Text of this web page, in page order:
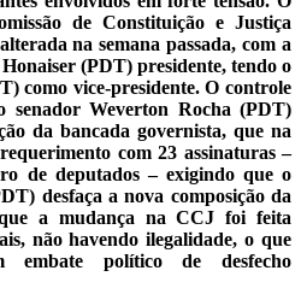
de Constituição e Justiça
na semana passada, com a
(PDT) presidente, tendo o
como vice-presidente. O controle
Weverton Rocha (PDT)
da bancada governista, que na
com 23 assinaturas –
de deputados – exigindo que o
desfaça a nova composição da
a mudança na CCJ foi feita
não havendo ilegalidade, o que
embate político de desfecho